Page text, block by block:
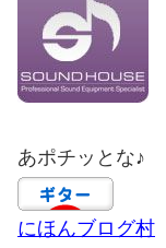
あポチッとな♪
にほんブログ村